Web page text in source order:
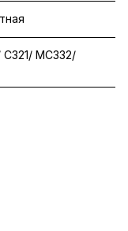
C321/ MC332/